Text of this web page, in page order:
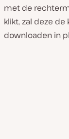
met de
klikt, zal deze
downloaden in